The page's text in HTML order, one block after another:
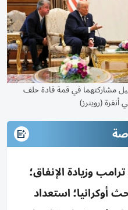
مشاركتهما في قمة قادة حلف
(رويترز)
وزيادة الإنفاق؛
أوكرانيا؛ استعداد